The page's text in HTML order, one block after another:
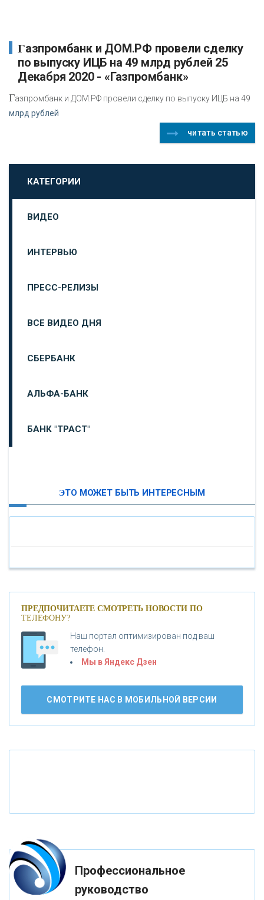
Газпромбанк и ДОМ.РФ провели сделку
по выпуску ИЦБ на 49 млрд рублей 25
Декабря 2020 - «Газпромбанк»
Газпромбанк и ДОМ.РФ провели сделку по выпуску ИЦБ на 49
млрд рублей
читать статью
КАТЕГОРИИ
ВИДЕО
ИНТЕРВЬЮ
ПРЕСС-РЕЛИЗЫ
ВСЕ ВИДЕО ДНЯ
СБЕРБАНК
АЛЬФА-БАНК
БАНК "ТРАСТ"
«БАНК САНКТ-ПЕТЕРБУРГ»
«ПРОМСВЯЗЬБАНК»
«НОВИКОМБАНК»
«ВНЕШПРОМБАНК»
«ТРАСТ»
«ГАЗПРОМБАНК»
ЭТО МОЖЕТ БЫТЬ ИНТЕРЕСНЫМ
ПРЕДПОЧИТАЕТЕ СМОТРЕТЬ НОВОСТИ ПО
ТЕЛЕФОНУ?
Наш портал оптимизирован под ваш
телефон.
Мы в Яндекс Дзен
СМОТРИТЕ НАС В МОБИЛЬНОЙ ВЕРСИИ
Профессиональное
руководство